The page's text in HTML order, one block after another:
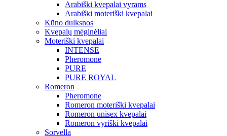
Arabiški kvepalai vyrams
Arabiški moteriški kvepalai
Kūno dulksnos
Kvepalų mėginėliai
Moteriški kvepalai
INTENSE
Pheromone
PURE
PURE ROYAL
Romeron
Pheromone
Romeron moteriški kvepalai
Romeron unisex kvepalai
Romeron vyriški kvepalai
Sorvella